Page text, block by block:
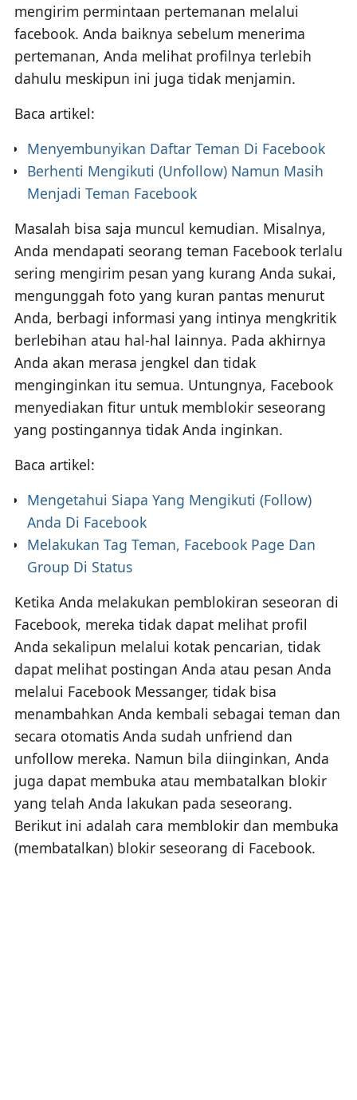
mengirim permintaan pertemanan melalui
facebook. Anda baiknya sebelum menerima
pertemanan, Anda melihat profilnya terlebih
dahulu meskipun ini juga tidak menjamin.
Baca artikel:
Menyembunyikan Daftar Teman Di Facebook
Berhenti Mengikuti (Unfollow) Namun Masih
Menjadi Teman Facebook
Masalah bisa saja muncul kemudian. Misalnya,
Anda mendapati seorang teman Facebook terlalu
sering mengirim pesan yang kurang Anda sukai,
mengunggah foto yang kuran pantas menurut
Anda, berbagi informasi yang intinya mengkritik
berlebihan atau hal-hal lainnya. Pada akhirnya
Anda akan merasa jengkel dan tidak
menginginkan itu semua. Untungnya, Facebook
menyediakan fitur untuk memblokir seseorang
yang postingannya tidak Anda inginkan.
Baca artikel:
Mengetahui Siapa Yang Mengikuti (Follow)
Anda Di Facebook
Melakukan Tag Teman, Facebook Page Dan
Group Di Status
Ketika Anda melakukan pemblokiran seseoran di
Facebook, mereka tidak dapat melihat profil
Anda sekalipun melalui kotak pencarian, tidak
dapat melihat postingan Anda atau pesan Anda
melalui Facebook Messanger, tidak bisa
menambahkan Anda kembali sebagai teman dan
secara otomatis Anda sudah unfriend dan
unfollow mereka. Namun bila diinginkan, Anda
juga dapat membuka atau membatalkan blokir
yang telah Anda lakukan pada seseorang.
Berikut ini adalah cara memblokir dan membuka
(membatalkan) blokir seseorang di Facebook.